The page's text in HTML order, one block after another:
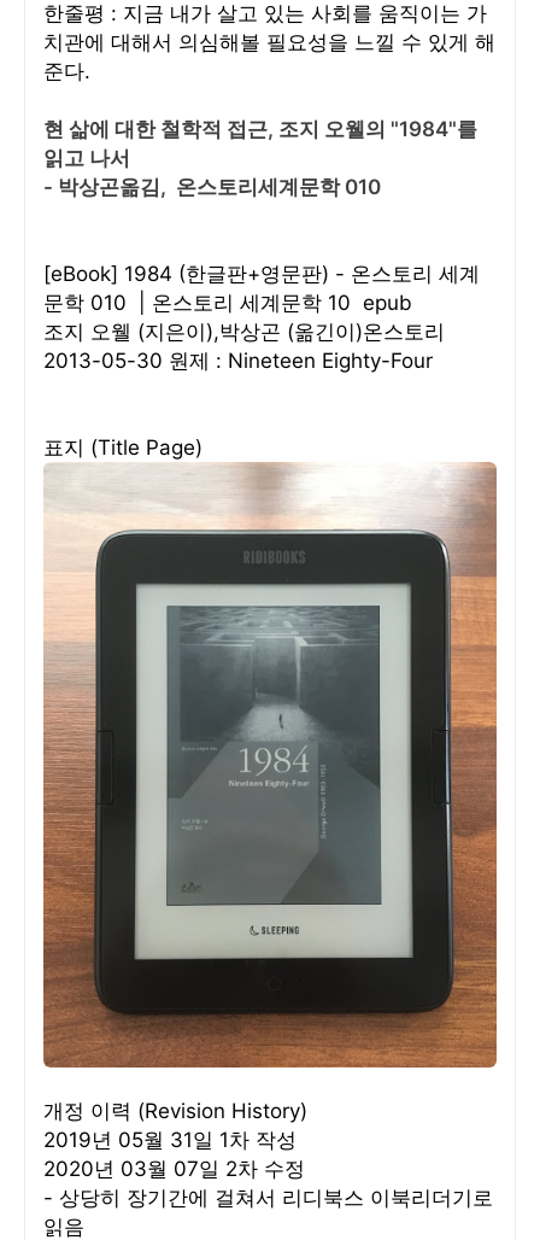
한줄평 : 지금 내가 살고 있는 사회를 움직이는 가
치관에 대해서 의심해볼 필요성을 느낄 수 있게 해
준다.
현 삶에 대한 철학적 접근, 조지 오웰의 "1984"를
읽고 나서
- 박상곤옮김, 온스토리세계문학 010
[eBook] 1984 (한글판+영문판) - 온스토리 세계
문학 010 | 온스토리 세계문학 10 epub
조지 오웰 (지은이),박상곤 (옮긴이)온스토리
2013-05-30 원제 : Nineteen Eighty-Four
표지 (Title Page)
개정 이력 (Revision History)
2019년 05월 31일 1차 작성
2020년 03월 07일 2차 수정
- 상당히 장기간에 걸쳐서 리디북스 이북리더기로
읽음